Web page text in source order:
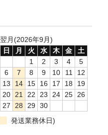
翌月(2026年9月)
日
月 火 水 木 金
土
1
2 3 4
5
6
7 8 9 10 11
12
13
14 15 16 17 18
19
20
21 22 23 24 25
26
27
28 29
30
発送業務休日)